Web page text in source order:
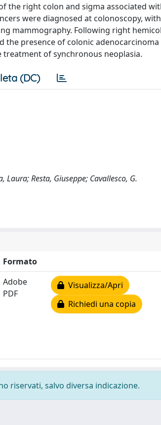
the right colon and sigma associated
were diagnosed at colonoscopy,
mammography. Following right
presence of colonic adenocarcinoma
of synchronous neoplasia.
(DC)
Resta, Giuseppe; Cavallesco, G.
Formato
Adobe
PDF
Visualizza/Apri
Richiedi una copia
riservati, salvo diversa indicazione.